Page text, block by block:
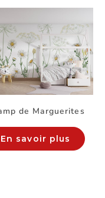
de Marguerites
En savoir plus